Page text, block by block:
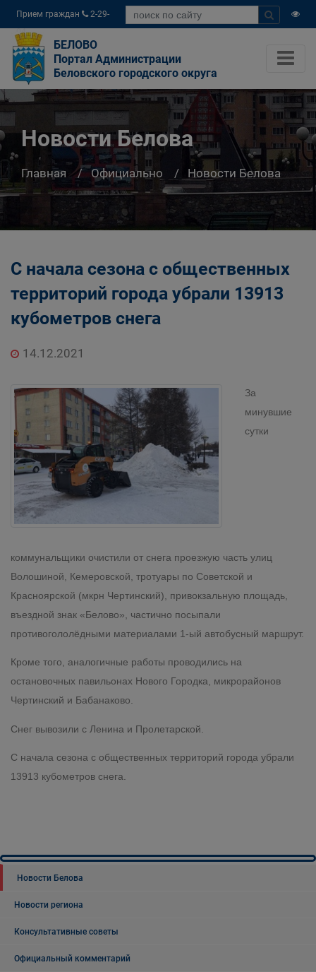
Прием граждан
2-29-
04
БЕЛОВО
Портал Администрации
Беловского городского округа
Новости Белова
Главная Официально Новости Белова
С начала сезона с общественных
территорий города убрали 13913
кубометров снега
14.12.2021
За
минувшие
сутки
коммунальщики очистили от снега проезжую часть улиц
Волошиной, Кемеровской, тротуары по Советской и
Красноярской (мкрн Чертинский), привокзальную площадь,
въездной знак «Белово», частично посыпали
противогололёдными материалами 1-ый автобусный маршрут.
Кроме того, аналогичные работы проводились на
остановочных павильонах Нового Городка, микрорайонов
Чертинский и Бабанаково.
Снег вывозили с Ленина и Пролетарской.
С начала сезона с общественных территорий города убрали
13913 кубометров снега.
Новости Белова
Новости региона
Консультативные советы
Официальный комментарий